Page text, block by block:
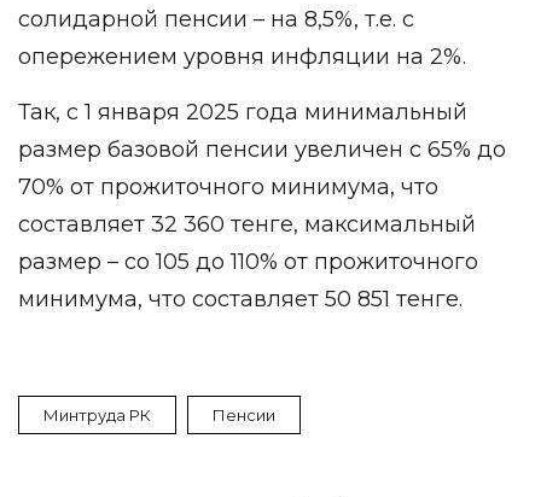
солидарной пенсии – на 8,5%, т.е. с
опережением уровня инфляции на 2%.
Так, с 1 января 2025 года минимальный
размер базовой пенсии увеличен с 65% до
70% от прожиточного минимума, что
составляет 32 360 тенге, максимальный
размер – со 105 до 110% от прожиточного
минимума, что составляет 50 851 тенге.
Минтруда РК Пенсии